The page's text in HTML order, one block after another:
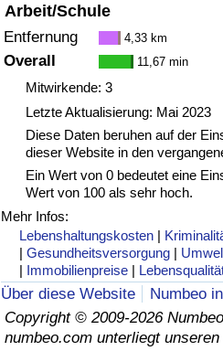
Arbeit/Schule
Entfernung 4,33 km
Overall 11,67 min
Mitwirkende: 3
Letzte Aktualisierung: Mai 2023
Diese Daten beruhen auf der
dieser Website in den
Ein Wert von 0 bedeutet eine
Wert von 100 als sehr hoch.
Mehr Infos:
Lebenshaltungskosten |
|Gesundheitsversorgung |
| Immobilienpreise |
Über diese Website
Numbeo
Copyright © 2009-2026
numbeo.com unterliegt unseren